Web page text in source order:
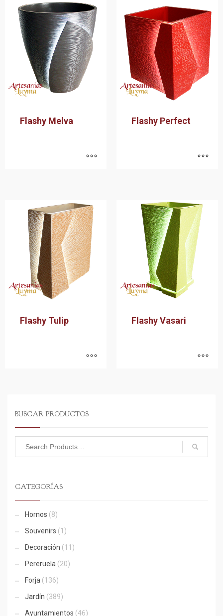
Flashy Melva Flashy Perfect
Flashy Tulip Flashy Vasari
BUSCAR PRODUCTOS
CATEGORÍAS
Hornos (8)
Souvenirs (1)
Decoración (11)
Pereruela (20)
Forja (136)
Jardín (389)
Ayuntamientos (46)